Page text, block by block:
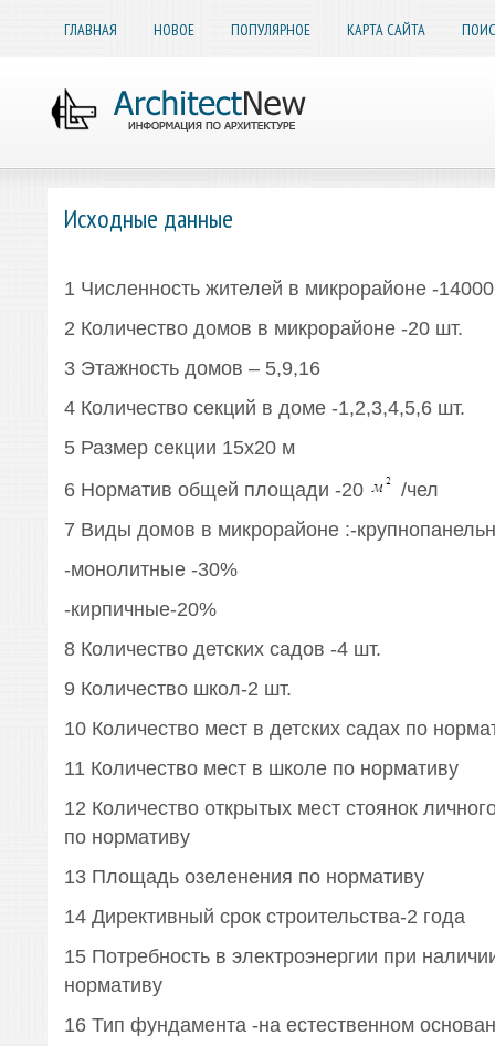
ГЛАВНАЯ НОВОЕ ПОПУЛЯРНОЕ КАРТА САЙТА
Исходные данные
1 Численность жителей в микрорайоне -
2 Количество домов в микрорайоне -20 шт.
3 Этажность домов – 5,9,16
4 Количество секций в доме -1,2,3,4,5,6 шт.
5 Размер секции 15х20 м
6 Норматив общей площади -20
/чел
7 Виды домов в микрорайоне :-
-монолитные -30%
-кирпичные-20%
8 Количество детских садов -4 шт.
9 Количество школ-2 шт.
10 Количество мест в детских садах по
11 Количество мест в школе по нормативу
12 Количество открытых мест стоянок
по нормативу
13 Площадь озеленения по нормативу
14 Директивный срок строительства-2 года
15 Потребность в электроэнергии при
нормативу
16 Тип фундамента -на естественном